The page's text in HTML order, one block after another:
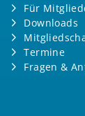
Für
Downloads
Termine
Fragen &